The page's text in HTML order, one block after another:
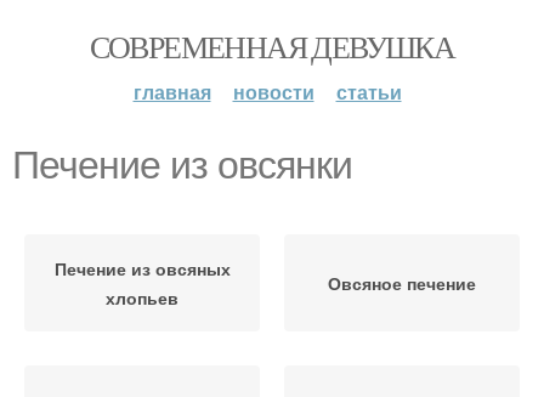
СОВРЕМЕННАЯ ДЕВУШКА
главная новости статьи
Печение из овсянки
Печение из овсяных
хлопьев
Овсяное печение